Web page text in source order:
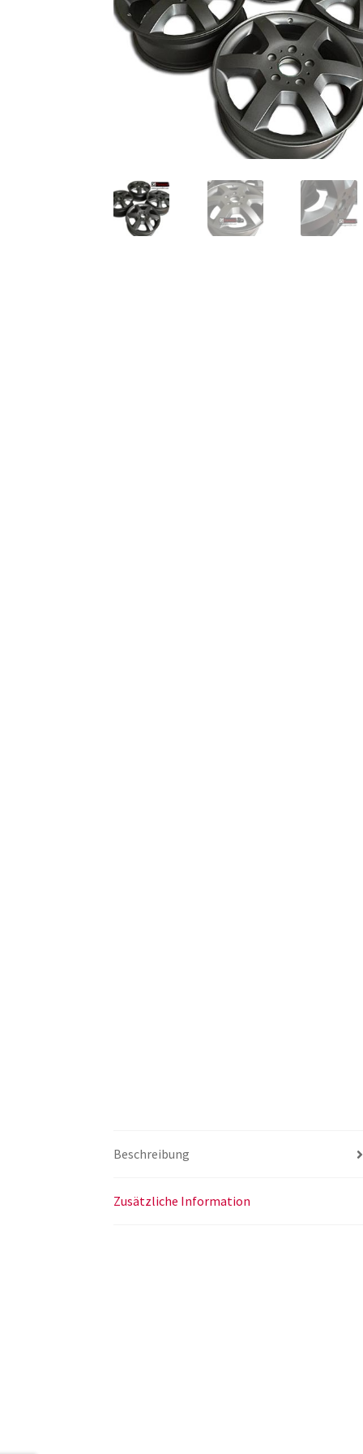
TOP-Seller: G-Klasse Trittbretter schwarz
Impressum
Beschreibung
Zusätzliche Information